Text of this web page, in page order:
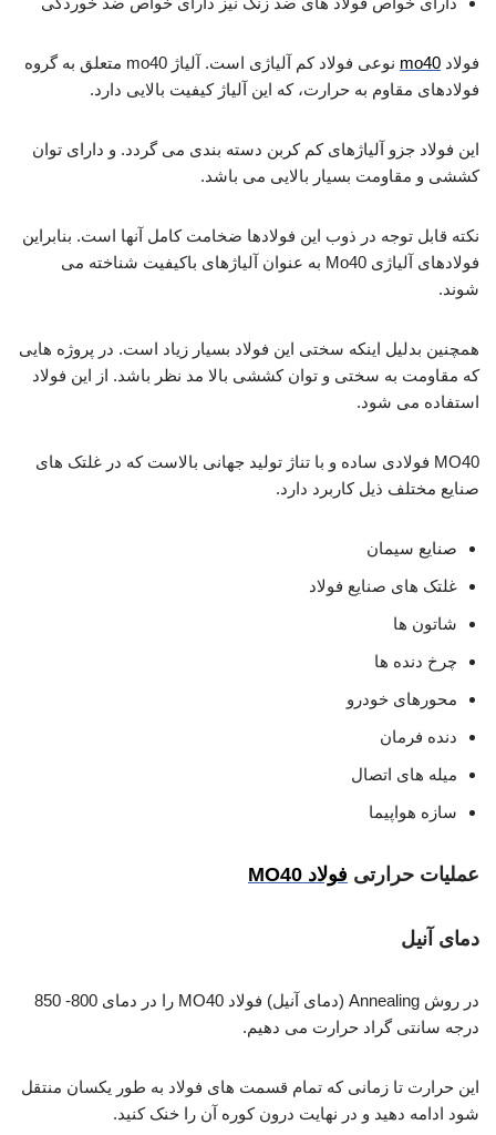
فولاد mo40
نوعی فولاد کم آلیاژی است. آلیاژ mo40 متعلق به گروه
فولادهای مقاوم به حرارت، که این آلیاژ کیفیت بالایی دارد.
این فولاد جزو آلیاژهای کم کربن دسته بندی می گردد. و دارای توان
کششی و مقاومت بسیار بالایی می باشد.
نکته قابل توجه در ذوب این فولادها ضخامت کامل آنها است. بنابراین
فولادهای آلیاژی Mo40 به عنوان آلیاژهای باکیفیت شناخته می
شوند.
همچنین بدلیل اینکه سختی این فولاد بسیار زیاد است. در پروژه هایی
که مقاومت به سختی و توان کششی بالا مد نظر باشد. از این فولاد
استفاده می شود.
MO40 فولادی ساده و با تناژ تولید جهانی بالاست که در غلتک های
صنایع مختلف ذیل کاربرد دارد.
صنایع سیمان
غلتک های صنایع فولاد
شاتون ها
چرخ دنده ها
محورهای خودرو
دنده فرمان
میله های اتصال
سازه هواپیما
عملیات حرارتی فولاد MO40
دمای آنیل
در روش Annealing (دمای آنیل) فولاد MO40 را در دمای 800- 850
درجه سانتی گراد حرارت می دهیم.
این حرارت تا زمانی که تمام قسمت های فولاد به طور یکسان منتقل
شود ادامه دهید و در نهایت درون کوره آن را خنک کنید.